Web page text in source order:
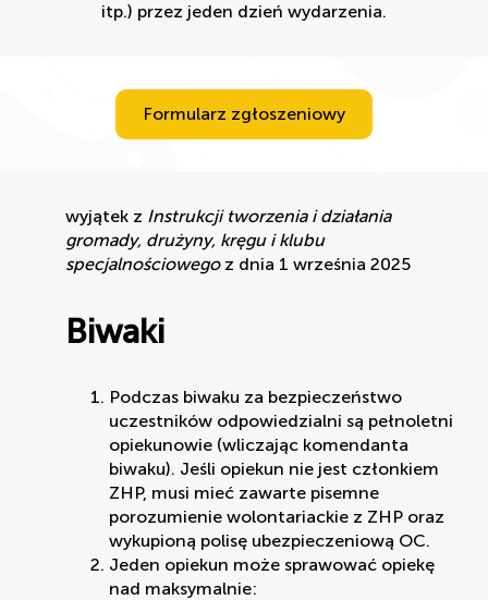
itp.) przez jeden dzień wydarzenia.
Formularz zgłoszeniowy
wyjątek z Instrukcji tworzenia i działania
gromady, drużyny, kręgu i klubu
specjalnościowego z dnia 1 września 2025
Biwaki
Podczas biwaku za bezpieczeństwo
uczestników odpowiedzialni są pełnoletni
opiekunowie (wliczając komendanta
biwaku). Jeśli opiekun nie jest członkiem
ZHP, musi mieć zawarte pisemne
porozumienie wolontariackie z ZHP oraz
wykupioną polisę ubezpieczeniową OC.
Jeden opiekun może sprawować opiekę
nad maksymalnie: